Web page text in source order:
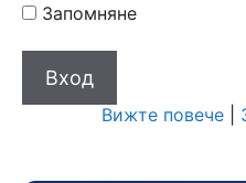
Запомняне
Вижте повече|